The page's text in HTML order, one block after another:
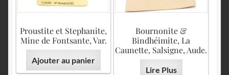
Proustite et Stephanite,
Mine de Fontsante, Var.
Ajouter au panier
Bournonite &
Bindhéimite, La
Caunette, Salsigne, Aude.
Lire Plus